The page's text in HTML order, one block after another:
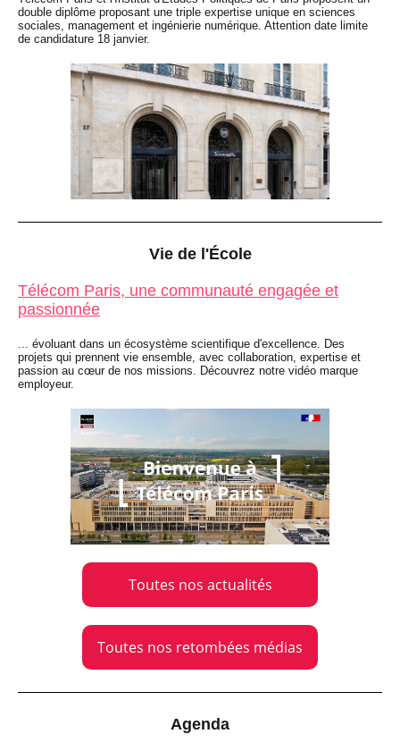
double diplôme proposant une triple expertise unique en sciences
sociales, management et ingénierie numérique. Attention date limite
de candidature 18 janvier.
Vie de l'École
Télécom Paris, une communauté engagée et
passionnée
... évoluant dans un écosystème scientifique d'excellence. Des
projets qui prennent vie ensemble, avec collaboration, expertise et
passion au cœur de nos missions. Découvrez notre vidéo marque
employeur.
Toutes nos actualités
Toutes nos retombées médias
Agenda